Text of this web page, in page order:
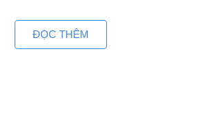
ĐỌC THÊM